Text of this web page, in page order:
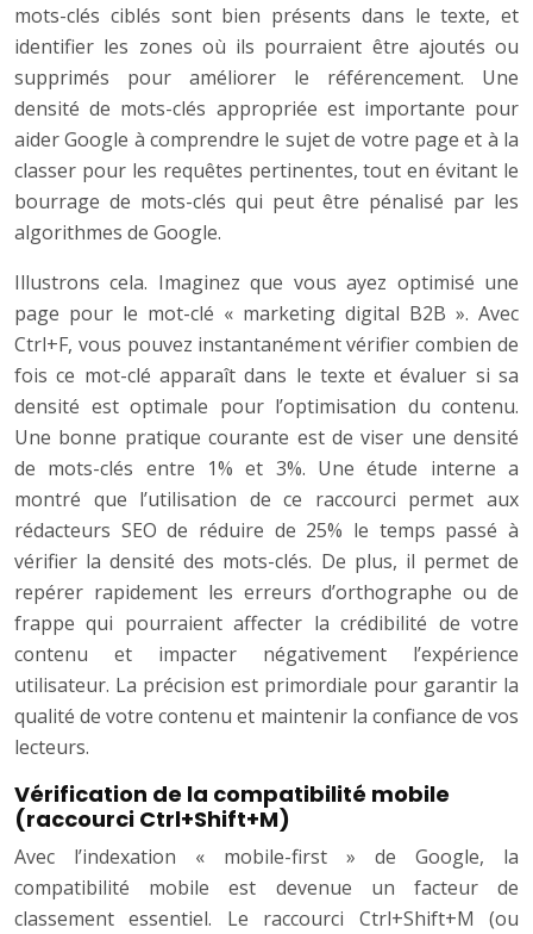
mots-clés ciblés sont bien présents dans le texte, et
identifier les zones où ils pourraient être ajoutés ou
supprimés pour améliorer le référencement. Une
densité de mots-clés appropriée est importante pour
aider Google à comprendre le sujet de votre page et à la
classer pour les requêtes pertinentes, tout en évitant le
bourrage de mots-clés qui peut être pénalisé par les
algorithmes de Google.
Illustrons cela. Imaginez que vous ayez optimisé une
page pour le mot-clé « marketing digital B2B ». Avec
Ctrl+F, vous pouvez instantanément vérifier combien de
fois ce mot-clé apparaît dans le texte et évaluer si sa
densité est optimale pour l’optimisation du contenu.
Une bonne pratique courante est de viser une densité
de mots-clés entre 1% et 3%. Une étude interne a
montré que l’utilisation de ce raccourci permet aux
rédacteurs SEO de réduire de 25% le temps passé à
vérifier la densité des mots-clés. De plus, il permet de
repérer rapidement les erreurs d’orthographe ou de
frappe qui pourraient affecter la crédibilité de votre
contenu et impacter négativement l’expérience
utilisateur. La précision est primordiale pour garantir la
qualité de votre contenu et maintenir la confiance de vos
lecteurs.
Vérification de la compatibilité mobile
(raccourci Ctrl+Shift+M)
Avec l’indexation « mobile-first » de Google, la
compatibilité mobile est devenue un facteur de
classement essentiel. Le raccourci Ctrl+Shift+M (ou